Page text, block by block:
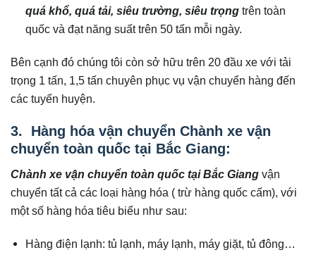
quá khổ, quá tải, siêu trường, siêu trọng trên toàn
quốc và đạt năng suất trên 50 tấn mỗi ngày.
Bên cạnh đó chúng tôi còn sở hữu trên 20 đầu xe với tải
trọng 1 tấn, 1,5 tấn chuyên phục vụ vận chuyển hàng đến
các tuyến huyện.
3. Hàng hóa vận chuyển Chành xe vận
chuyển toàn quốc tại Bắc Giang:
Chành xe vận chuyển toàn quốc tạiBắc Giang vận
chuyển tất cả các loại hàng hóa ( trừ hàng quốc cấm), với
một số hàng hóa tiêu biểu như sau:
Hàng điện lạnh: tủ lạnh, máy lạnh, máy giặt, tủ đông…